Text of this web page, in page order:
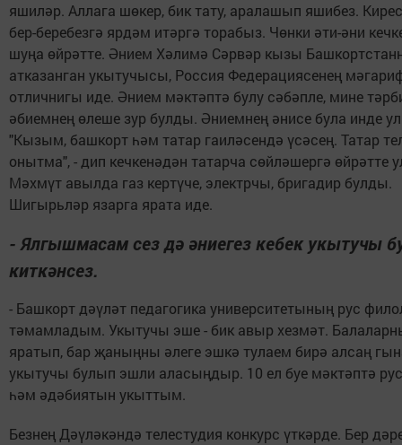
яшиләр. Аллага шөкер, бик тату, аралашып яшибез.
бер-беребезгә ярдәм итәргә торабыз. Чөнки әти-әни
шуңа өйрәтте. Әнием Хәлимә Сәрвәр кызы
атказанган укытучысы, Россия Федерациясенең
отличнигы иде. Әнием мәктәптә булу сәбәпле, мине
әбиемнең өлеше зур булды. Әниемнең әнисе була инде
"Кызым, башкорт һәм татар гаиләсендә үсәсең. Татар
онытма", - дип кечкенәдән татарча сөйләшергә өйрәтте
Мәхмүт авылда газ кертүче, электрчы, бригадир булды.
Шигырьләр язарга ярата иде.
- Ялгышмасам сез дә әниегез кебек укытучы
киткәнсез.
- Башкорт дәүләт педагогика университетының рус
тәмамладым. Укытучы эше - бик авыр хезмәт.
яратып, бар җаныңны әлеге эшкә тулаем бирә алсаң
укытучы булып эшли аласыңдыр. 10 ел буе мәктәптә
һәм әдәбиятын укыттым.
Безнең Дәүләкәндә телестудия конкурс үткәрде. Бер